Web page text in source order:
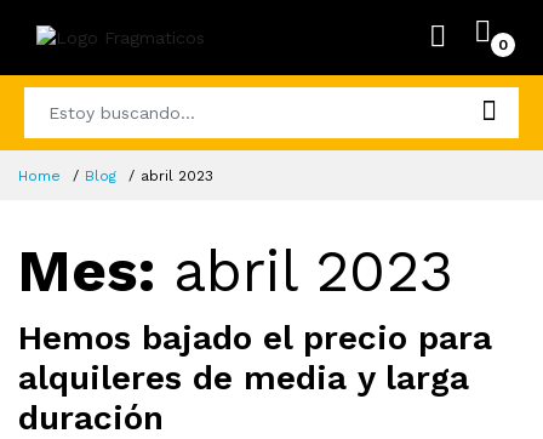
0
Home Blog abril 2023
Mes: abril 2023
Hemos bajado el precio para
alquileres de media y larga
duración